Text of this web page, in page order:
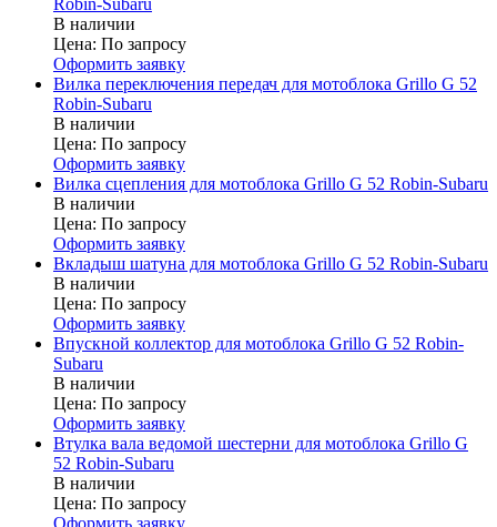
В наличии
Цена: По запросу
Оформить заявку
Вилка переключения передач для мотоблока Grillo G 52
Robin-Subaru
В наличии
Цена: По запросу
Оформить заявку
Вилка сцепления для мотоблока Grillo G 52 Robin-Subaru
В наличии
Цена: По запросу
Оформить заявку
Вкладыш шатуна для мотоблока Grillo G 52 Robin-Subaru
В наличии
Цена: По запросу
Оформить заявку
Впускной коллектор для мотоблока Grillo G 52 Robin-
Subaru
В наличии
Цена: По запросу
Оформить заявку
Втулка вала ведомой шестерни для мотоблока Grillo G
52 Robin-Subaru
В наличии
Цена: По запросу
Оформить заявку